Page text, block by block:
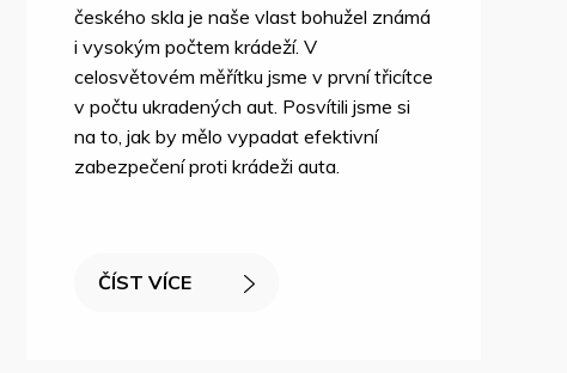
českého skla je naše vlast bohužel známá
i vysokým počtem krádeží. V
celosvětovém měřítku jsme v první třicítce
v počtu ukradených aut. Posvítili jsme si
na to, jak by mělo vypadat efektivní
zabezpečení proti krádeži auta.
ČÍST VÍCE